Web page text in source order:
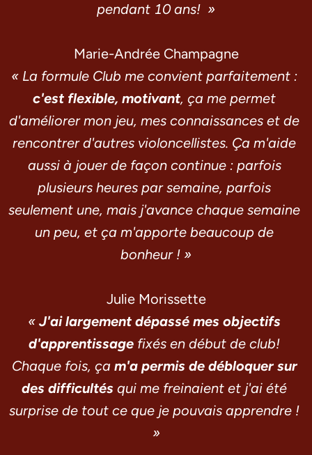
pendant 10 ans!  »
Marie-Andrée Champagne
« La formule Club me convient parfaitement :
c'est flexible, motivant, ça me permet
d'améliorer mon jeu, mes connaissances et de
rencontrer d'autres violoncellistes. Ça m'aide
aussi à jouer de façon continue : parfois
plusieurs heures par semaine, parfois
seulement une, mais j'avance chaque semaine
un peu, et ça m'apporte beaucoup de
bonheur ! »
Julie Morissette
« J'ai largement dépassé mes objectifs
d'apprentissage fixés en début de club!
Chaque fois, ça m'a permis de débloquer sur
des difficultés qui me freinaient et j'ai été
surprise de tout ce que je pouvais apprendre !
»